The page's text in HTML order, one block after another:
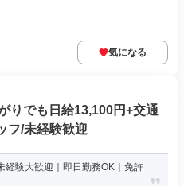
気になる
りでも日給13,100円+交通
フ/未経験歓迎
経験大歓迎｜即日勤務OK｜免許